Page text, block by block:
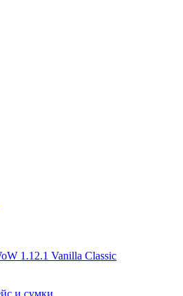
1.12.1 Vanilla Classic
и сумки